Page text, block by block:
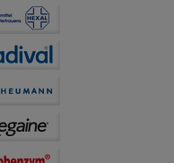
sich
der Nutzung
Hilfe wir unsere
Werbung auf
Sie zu gestalten.
teilweise an
Medien